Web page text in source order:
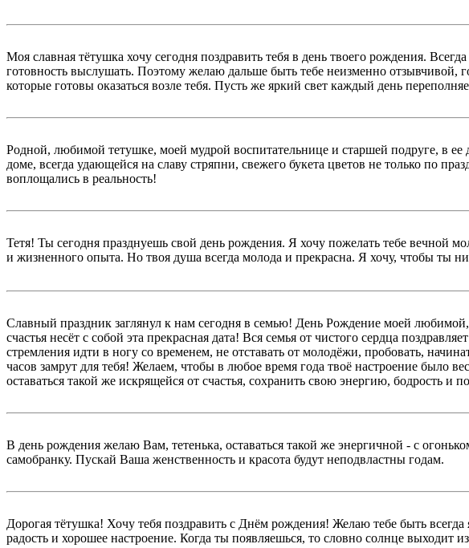
Моя славная тётушка хочу сегодня поздравить тебя в день твоего рождения.
готовность выслушать. Поэтому желаю дальше быть тебе неизменно
которые готовы оказаться возле тебя. Пусть же яркий свет каждый день
Родной, любимой тетушке, моей мудрой воспитательнице и старшей подруге, в
доме, всегда удающейся на славу стряпни, свежего букета цветов не только по
воплощались в реальность!
Тетя! Ты сегодня празднуешь свой день рождения. Я хочу пожелать тебе вечной
и жизненного опыта. Но твоя душа всегда молода и прекрасна. Я хочу, чтобы ты
Славный праздник заглянул к нам сегодня в семью! День Рождение моей
счастья несёт с собой эта прекрасная дата! Вся семья от чистого сердца
стремления идти в ногу со временем, не отставать от молодёжи, пробовать,
часов замрут для тебя! Желаем, чтобы в любое время года твоё настроение
оставаться такой же искрящейся от счастья, сохранить свою энергию, бодрость
В день рождения желаю Вам, тетенька, оставаться такой же энергичной - с
самобранку. Пускай Ваша женственность и красота будут неподвластны годам.
Дорогая тётушка! Хочу тебя поздравить с Днём рождения! Желаю тебе быть
радость и хорошее настроение. Когда ты появляешься, то словно солнце выходит